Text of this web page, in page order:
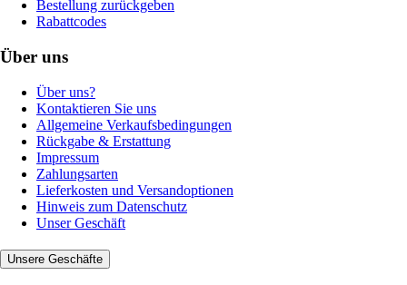
Bestellung zurückgeben
Rabattcodes
Über uns
Über uns?
Kontaktieren Sie uns
Allgemeine Verkaufsbedingungen
Rückgabe & Erstattung
Impressum
Zahlungsarten
Lieferkosten und Versandoptionen
Hinweis zum Datenschutz
Unser Geschäft
Unsere Geschäfte